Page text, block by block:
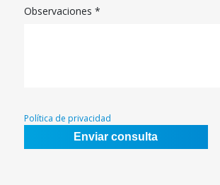
Observaciones *
Política de privacidad